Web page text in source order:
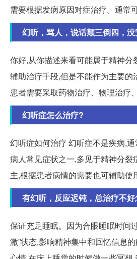
需要根据发病原因对症治疗。通常
幻听，骂人，说话颠三倒四，
你好,从你描述来看可能属于精神分
辅助治疗手段,但是不能作为主要的
患者需要采取药物治疗、物理治疗、
幻听症怎么治疗?
幻听症如何治疗 幻听症不是疾病,
病人常见症状之一,多见于精神分裂
主,根据患者病情的需要也可辅助使
有幻听，反应迟钝，总治疗不好
保证充足睡眠。因为合眼睡眠时间
激”状态,影响精神集中和回忆信息